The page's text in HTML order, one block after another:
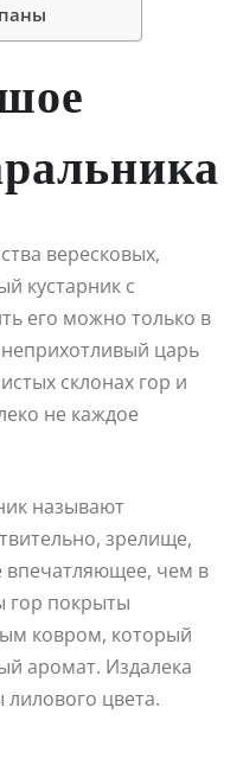
вересковых,
кустарник с
его можно только в
царь
склонах гор и
не каждое
называют
зрелище,
впечатляющее, чем в
гор покрыты
ковром, который
аромат. Издалека
лилового цвета.